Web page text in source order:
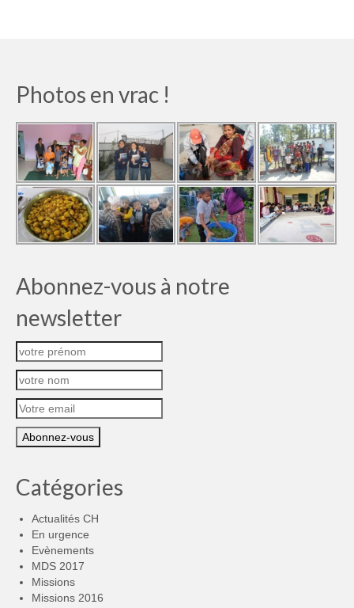
Photos en vrac !
Abonnez-vous à notre
newsletter
Catégories
Actualités CH
En urgence
Evènements
MDS 2017
Missions
Missions 2016